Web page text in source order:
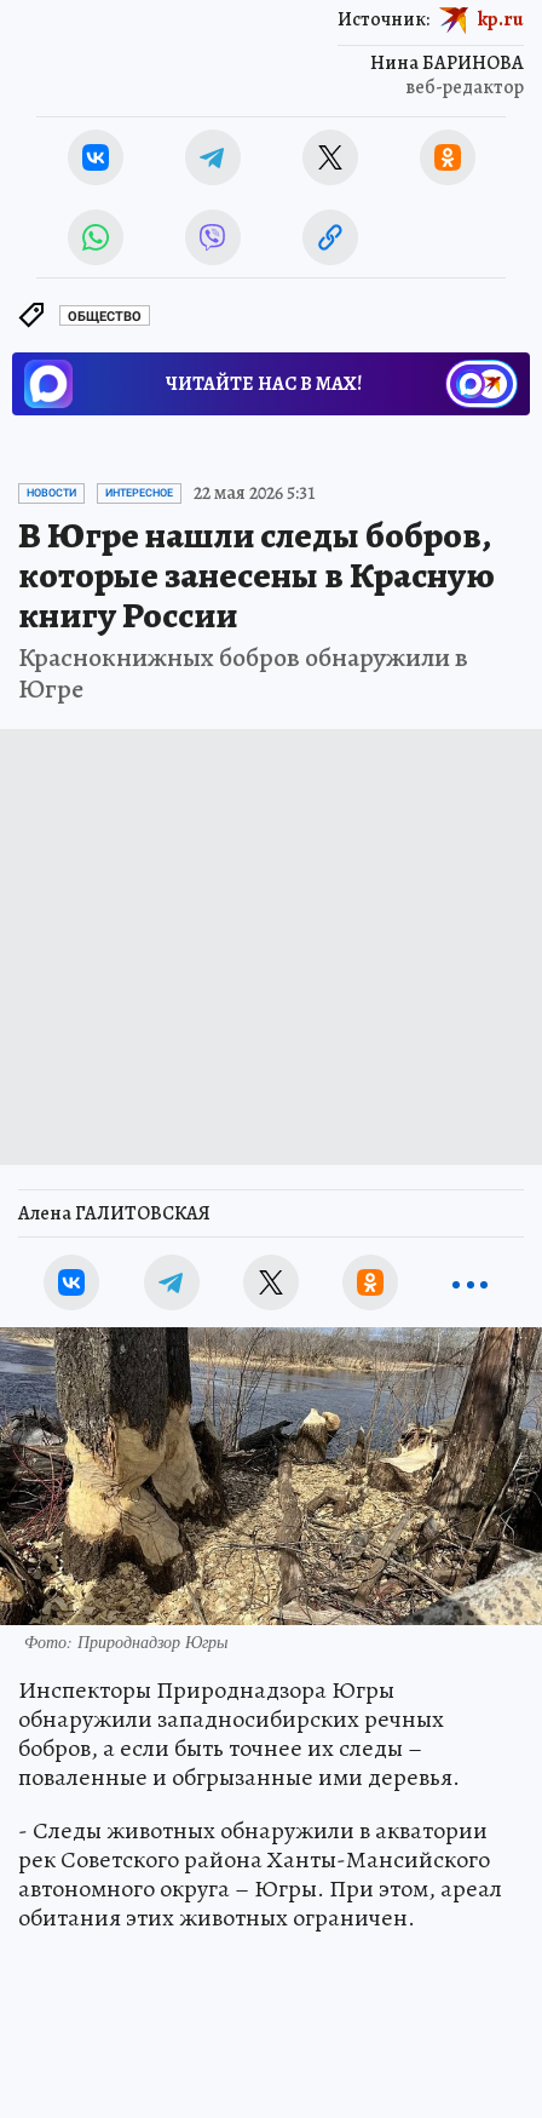
Нина БАРИНОВА
веб-редактор
Источник: kp.ru
ОБЩЕСТВО
ЧИТАЙТЕ НАС В МАХ!
НОВОСТИ ИНТЕРЕСНОЕ 22 мая 2026 5:31
В Югре нашли следы бобров,
которые занесены в Красную
книгу России
Краснокнижных бобров обнаружили в
Югре
Алена ГАЛИТОВСКАЯ
Фото: Природнадзор Югры
Инспекторы Природнадзора Югры
обнаружили западносибирских речных
бобров, а если быть точнее их следы –
поваленные и обгрызанные ими деревья.
- Следы животных обнаружили в акватории
рек Советского района Ханты-Мансийского
автономного округа – Югры. При этом, ареал
обитания этих животных ограничен.